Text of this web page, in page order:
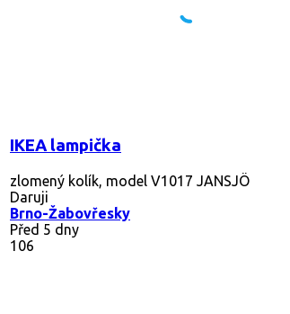
IKEA lampička
zlomený kolík, model V1017 JANSJÖ
Daruji
Brno-Žabovřesky
Před 5 dny
106